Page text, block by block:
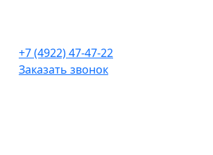
+7 (4922) 47-47-22
Заказать звонок